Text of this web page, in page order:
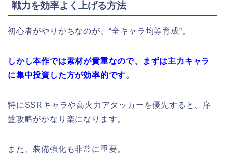
戦力を効率よく上げる方法
初心者がやりがちなのが、“全キャラ均等育成”。
しかし本作では素材が貴重なので、まずは主力キャラ
に集中投資した方が効率的です。
特にSSRキャラや高火力アタッカーを優先すると、序
盤攻略がかなり楽になります。
また、装備強化も非常に重要。